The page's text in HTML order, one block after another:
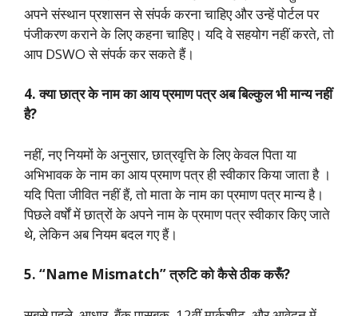
अपने संस्थान प्रशासन से संपर्क करना चाहिए और उन्हें पोर्टल पर
पंजीकरण कराने के लिए कहना चाहिए। यदि वे सहयोग नहीं करते, तो
आप DSWO से संपर्क कर सकते हैं।
4. क्या छात्र के नाम का आय प्रमाण पत्र अब बिल्कुल भी मान्य नहीं
है?
नहीं, नए नियमों के अनुसार, छात्रवृत्ति के लिए केवल पिता या
अभिभावक के नाम का आय प्रमाण पत्र ही स्वीकार किया जाता है ।
यदि पिता जीवित नहीं हैं, तो माता के नाम का प्रमाण पत्र मान्य है।
पिछले वर्षों में छात्रों के अपने नाम के प्रमाण पत्र स्वीकार किए जाते
थे, लेकिन अब नियम बदल गए हैं।
5. “Name Mismatch” त्रुटि को कैसे ठीक करूँ?